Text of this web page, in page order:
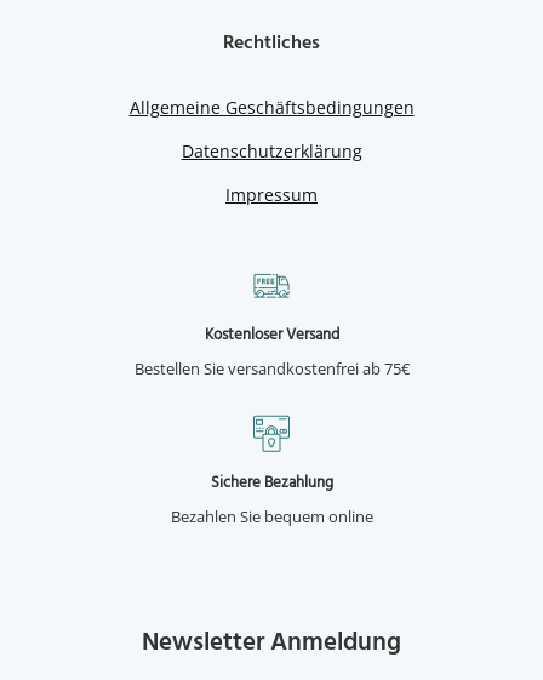
Rechtliches
Allgemeine Geschäftsbedingungen
Datenschutzerklärung
Impressum
Kostenloser Versand
Bestellen Sie versandkostenfrei ab 75€
Sichere Bezahlung
Bezahlen Sie bequem online
Newsletter Anmeldung